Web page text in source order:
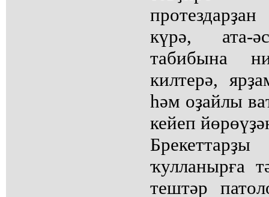
күрә, ата-
табибына
килтерә,
һәм оҙайлы
кейеп
ҡулланырға
тештәр